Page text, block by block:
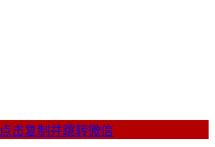
点击复制并跳转微信